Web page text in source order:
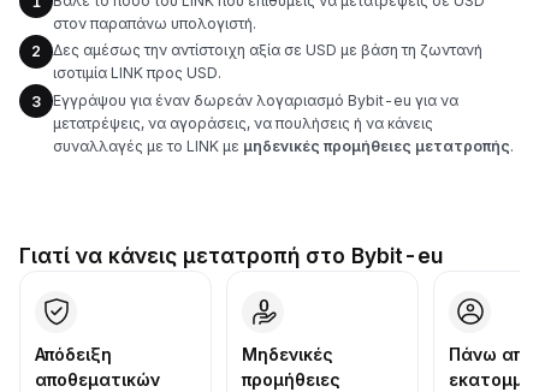
στον παραπάνω υπολογιστή.
2
Δες αμέσως την αντίστοιχη αξία σε USD με βάση τη ζωντανή
ισοτιμία LINK προς USD.
3
Εγγράψου για έναν δωρεάν λογαριασμό Bybit-eu για να
μετατρέψεις, να αγοράσεις, να πουλήσεις ή να κάνεις
συναλλαγές με το LINK με μηδενικές προμήθειες μετατροπής.
Γιατί να κάνεις μετατροπή στο Bybit-eu
Απόδειξη
αποθεματικών
Μηδενικές
προμήθειες
Πάνω από